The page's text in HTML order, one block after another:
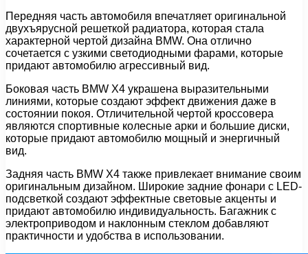
Передняя часть автомобиля впечатляет оригинальной
двухъярусной решеткой радиатора, которая стала
характерной чертой дизайна BMW. Она отлично
сочетается с узкими светодиодными фарами, которые
придают автомобилю агрессивный вид.
Боковая часть BMW X4 украшена выразительными
линиями, которые создают эффект движения даже в
состоянии покоя. Отличительной чертой кроссовера
являются спортивные колесные арки и большие диски,
которые придают автомобилю мощный и энергичный
вид.
Задняя часть BMW X4 также привлекает внимание своим
оригинальным дизайном. Широкие задние фонари с LED-
подсветкой создают эффектные световые акценты и
придают автомобилю индивидуальность. Багажник с
электроприводом и наклонным стеклом добавляют
практичности и удобства в использовании.